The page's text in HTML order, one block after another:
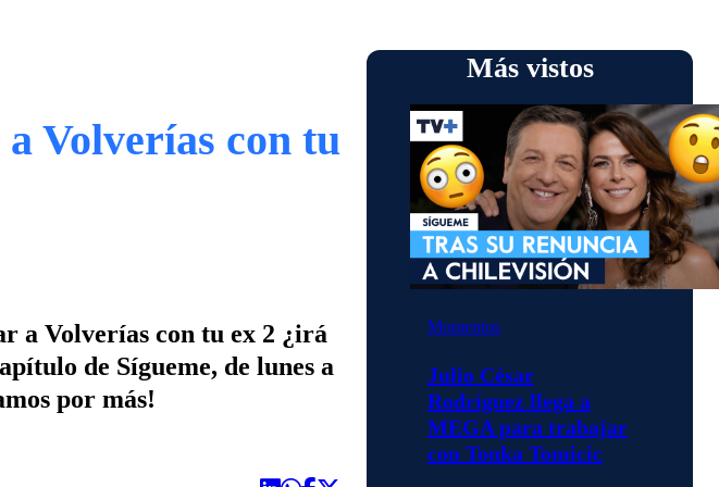
Volverías con tu
a Volverías con tu ex 2 ¿irá
de Sígueme, de lunes a
por más!
Más vistos
Momentos
Julio César
Rodríguez llega a
MEGA para trabajar
con Tonka Tomicic